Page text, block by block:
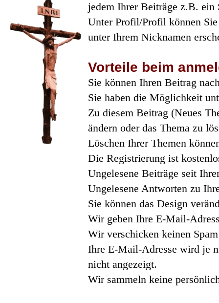
jedem Ihrer Beiträge z.B. ein
Unter Profil/Profil können
unter Ihrem Nicknamen
Vorteile beim
Sie können Ihren Beitrag
Sie haben die Möglichkeit
Zu diesem Beitrag (Neues
ändern oder das Thema zu
Löschen Ihrer Themen
Die Registrierung ist
Ungelesene Beiträge seit
Ungelesene Antworten zu
Sie können das Design
Wir geben Ihre E-Mail-
Wir verschicken keinen Spam
Ihre E-Mail-Adresse wird je
nicht angezeigt.
Wir sammeln keine